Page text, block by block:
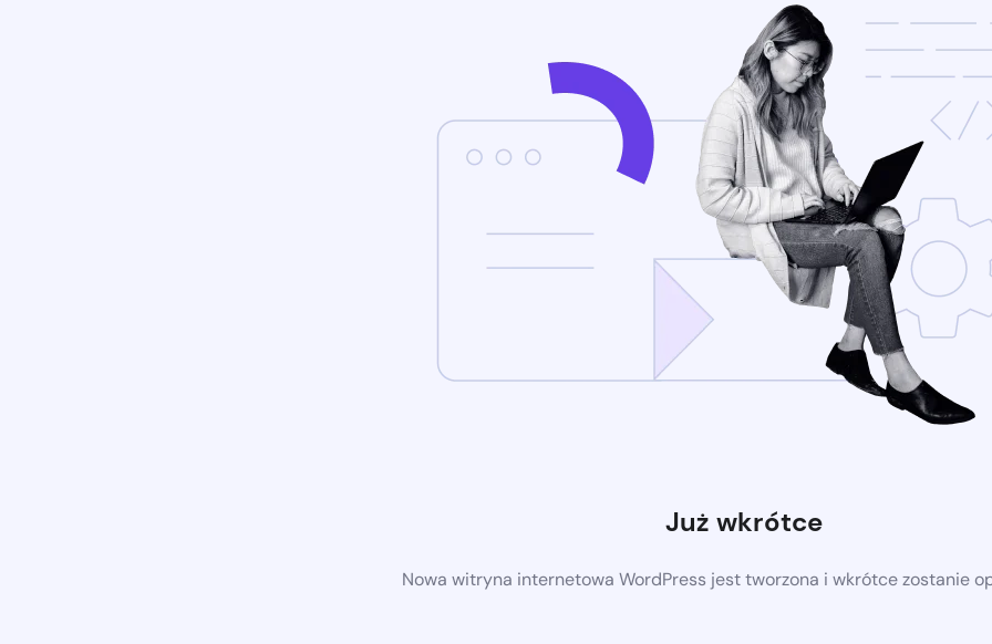
Już wkrótce
Nowa witryna internetowa WordPress jest tworzona i wkrótce zostanie